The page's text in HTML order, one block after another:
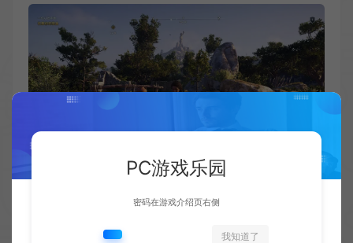
PC游戏乐园
密码在游戏介绍页右侧
我知道了